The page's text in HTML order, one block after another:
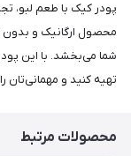
پودر کیک با طعم لبو،
محصول ارگانیک و بدون
شما می‌بخشد. با این
تهیه کنید و
محصولات مرتبط